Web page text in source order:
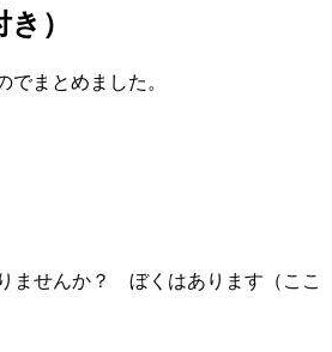
）
まとめました。
ませんか？ ぼくはあります（ここ